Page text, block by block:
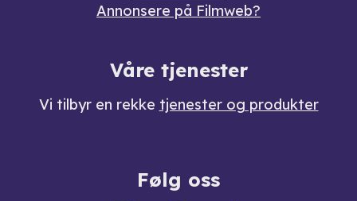
Annonsere på Filmweb?
Våre tjenester
Vi tilbyr en rekke tjenester og produkter
Følg oss